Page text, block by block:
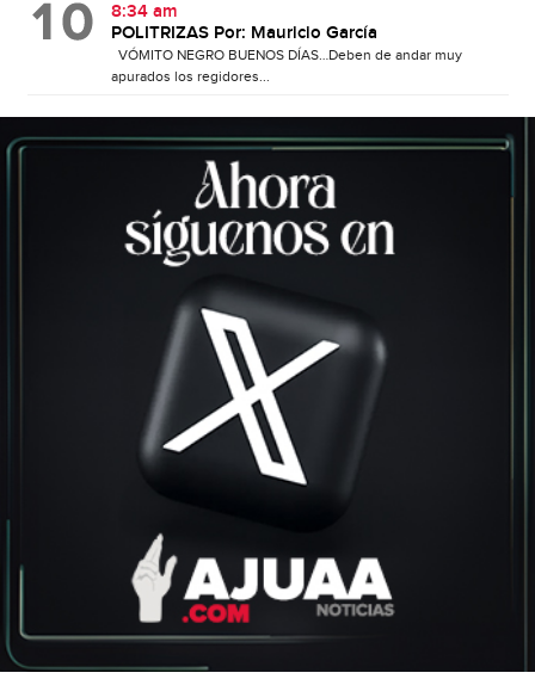
8:34 am
POLITRIZAS Por: Mauricio García
VÓMITO NEGRO BUENOS DÍAS…Deben de andar muy
apurados los regidores...